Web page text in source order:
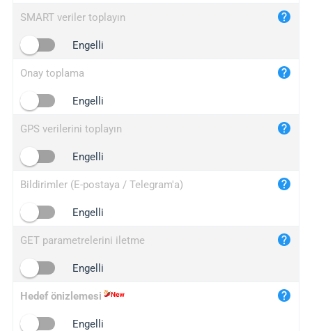
maper.info
2no.co
yip.su
iplogger.info
SMART veriler toplayın
Engelli
Onay toplama
Engelli
GPS verilerini toplayın
Engelli
Bildirimler (E-postaya / Telegram'a)
Engelli
GET parametrelerini iletme
Engelli
Hedef önizlemesi
Engelli